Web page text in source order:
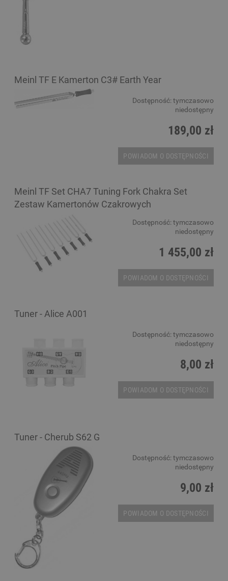
Meinl TF E Kamerton C3# Earth Year
Dostępność: tymczasowo
niedostępny
189,00 zł
POWIADOM O DOSTĘPNOŚCI
Meinl TF Set CHA7 Tuning Fork Chakra Set
Zestaw Kamertonów Czakrowych
Dostępność: tymczasowo
niedostępny
1 455,00 zł
POWIADOM O DOSTĘPNOŚCI
Tuner - Alice A001
Dostępność: tymczasowo
niedostępny
8,00 zł
POWIADOM O DOSTĘPNOŚCI
Tuner - Cherub S62 G
Dostępność: tymczasowo
niedostępny
9,00 zł
POWIADOM O DOSTĘPNOŚCI